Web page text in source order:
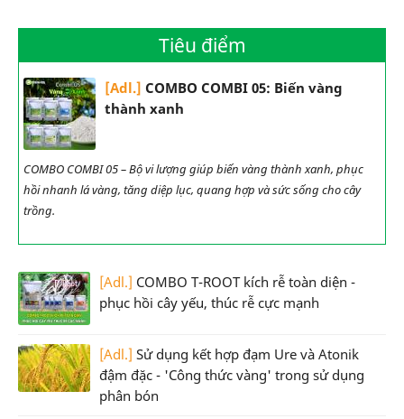
Tiêu điểm
[Adl.] COMBO COMBI 05: Biến vàng
thành xanh
COMBO COMBI 05 – Bộ vi lượng giúp biến vàng thành xanh, phục
hồi nhanh lá vàng, tăng diệp lục, quang hợp và sức sống cho cây
trồng.
[Adl.] COMBO T-ROOT kích rễ toàn diện -
phục hồi cây yếu, thúc rễ cực mạnh
[Adl.] Sử dụng kết hợp đạm Ure và Atonik
đậm đặc - 'Công thức vàng' trong sử dụng
phân bón